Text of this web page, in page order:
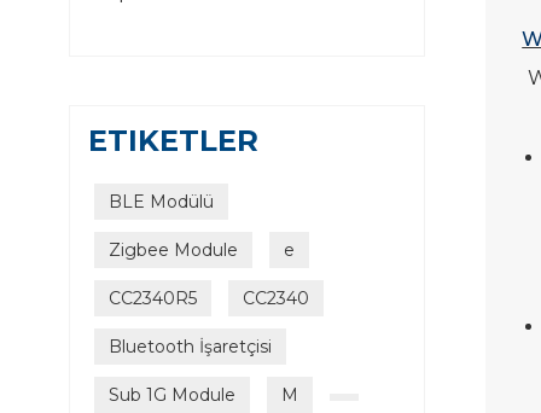
ETIKETLER
BLE Modülü
Zigbee Module e
CC2340R5 CC2340
Bluetooth İşaretçisi
Sub 1G Module M